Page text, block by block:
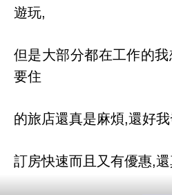
遊玩,
但是大部分都在工作的
要住
的旅店還真是麻煩,還好
訂房快速而且又有優惠,